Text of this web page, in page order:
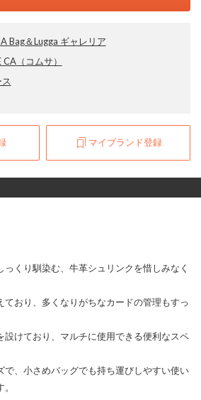
Bag＆Lugga ギャレリア
CA（コムサ）
マイブランド登録
っくり馴染む、牛革シュリンクを惜しみなく
ており、多くなりがちなカードの管理もすっ
設けており、マルチに使用できる便利なスペ
で、小さめバッグでも持ち運びしやすい使い